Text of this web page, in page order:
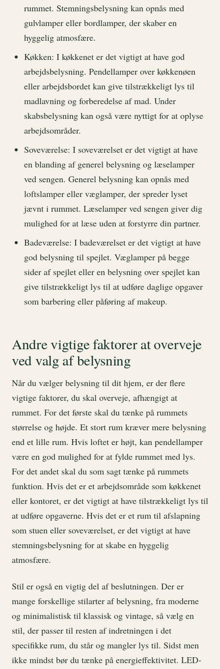
rummet. Stemningsbelysning kan opnås med
gulvlamper eller bordlamper, der skaber en
hyggelig atmosfære.
Køkken: I køkkenet er det vigtigt at have god
arbejdsbelysning. Pendellamper over køkkenøen
eller arbejdsbordet kan give tilstrækkeligt lys til
madlavning og forberedelse af mad. Under
skabsbelysning kan også være nyttigt for at oplyse
arbejdsområder.
Soveværelse: I soveværelset er det vigtigt at have
en blanding af generel belysning og læselamper
ved sengen. Generel belysning kan opnås med
loftslamper eller væglamper, der spreder lyset
jævnt i rummet. Læselamper ved sengen giver dig
mulighed for at læse uden at forstyrre din partner.
Badeværelse: I badeværelset er det vigtigt at have
god belysning til spejlet. Væglamper på begge
sider af spejlet eller en belysning over spejlet kan
give tilstrækkeligt lys til at udføre daglige opgaver
som barbering eller påføring af makeup.
Andre vigtige faktorer at overveje
ved valg af belysning
Når du vælger belysning til dit hjem, er der flere
vigtige faktorer, du skal overveje, afhængigt at
rummet. For det første skal du tænke på rummets
størrelse og højde. Et stort rum kræver mere belysning
end et lille rum. Hvis loftet er højt, kan pendellamper
være en god mulighed for at fylde rummet med lys.
For det andet skal du som sagt tænke på rummets
funktion. Hvis det er et arbejdsområde som køkkenet
eller kontoret, er det vigtigt at have tilstrækkeligt lys til
at udføre opgaverne. Hvis det er et rum til afslapning
som stuen eller soveværelset, er det vigtigt at have
stemningsbelysning for at skabe en hyggelig
atmosfære.
Stil er også en vigtig del af beslutningen. Der er
mange forskellige stilarter af belysning, fra moderne
og minimalistisk til klassisk og vintage, så vælg en
stil, der passer til resten af indretningen i det
specifikke rum, du står og mangler lys til. Sidst men
ikke mindst bør du tænke på energieffektivitet. LED-